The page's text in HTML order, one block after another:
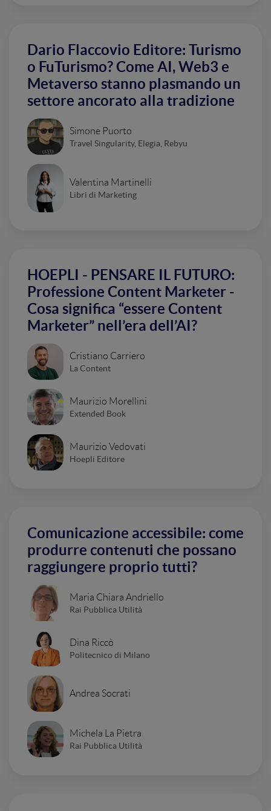
Dario Flaccovio Editore: Turismo
o FuTurismo? Come AI, Web3 e
Metaverso stanno plasmando un
settore ancorato alla tradizione
Simone Puorto
Travel Singularity, Elegia, Rebyu
Valentina Martinelli
Libri di Marketing
HOEPLI - PENSARE IL FUTURO:
Professione Content Marketer -
Cosa significa “essere Content
Marketer” nell’era dell’AI?
Cristiano Carriero
La Content
Maurizio Morellini
Extended Book
Maurizio Vedovati
Hoepli Editore
Comunicazione accessibile: come
produrre contenuti che possano
raggiungere proprio tutti?
Maria Chiara Andriello
Rai Pubblica Utilità
Dina Riccò
Politecnico di Milano
Andrea Socrati
Michela La Pietra
Rai Pubblica Utilità